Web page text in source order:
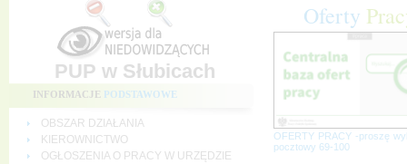
PUP w Słubicach
INFORMACJE PODSTAWOWE
OBSZAR DZIAŁANIA
KIEROWNICTWO
OGŁOSZENIA O PRACY W URZĘDZIE
Oferty
OFERTY PRACY -proszę
pocztowy 69-100